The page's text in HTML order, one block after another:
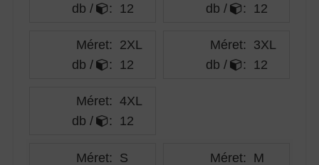
db /
: 12
db /
: 12
Méret: 2XL
db /
: 12
Méret: 3XL
db /
: 12
Méret: 4XL
db /
: 12
Méret: S
Méret: M